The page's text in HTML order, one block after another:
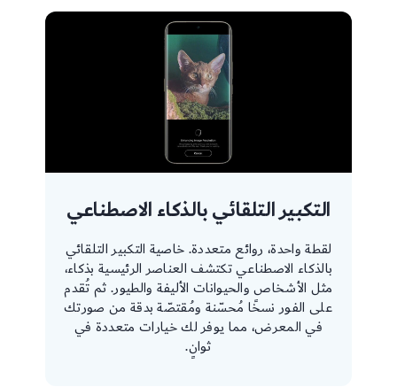
التكبير التلقائي بالذكاء الاصطناعي
لقطة واحدة، روائع متعددة. خاصية التكبير التلقائي
بالذكاء الاصطناعي تكتشف العناصر الرئيسية بذكاء،
مثل الأشخاص والحيوانات الأليفة والطيور. ثم تُقدم
على الفور نسخًا مُحسّنة ومُقتصّة بدقة من صورتك
في المعرض، مما يوفر لك خيارات متعددة في
ثوانٍ.